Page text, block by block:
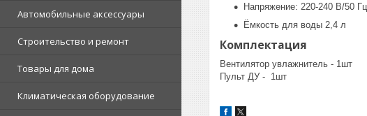
Автомобильные аксессуары
Строительство и ремонт
Товары для дома
Климатическая оборудование
Напряжение: 220-240 В/50 Гц
Ёмкость для воды 2,4 л
Комплектация
Вентилятор увлажнитель - 1шт
Пульт ДУ - 1шт